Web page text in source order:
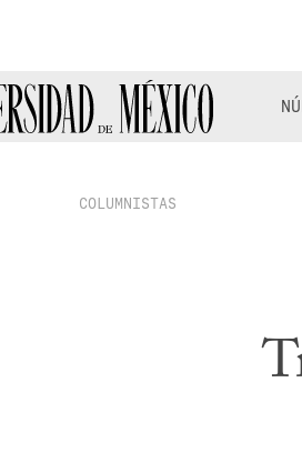
COLUMNISTAS